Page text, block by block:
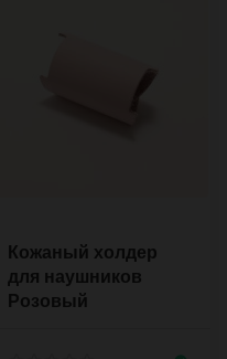
Кожаный холдер
для наушников
Розовый